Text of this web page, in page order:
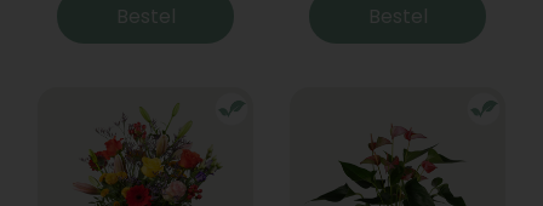
Bestel Bestel